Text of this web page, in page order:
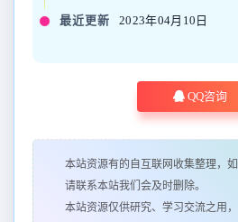
最近更新 2023年04月10日
QQ咨询
本站资源有的自互联网收集整理，
请联系本站我们会及时删除。
本站资源仅供研究、学习交流之用